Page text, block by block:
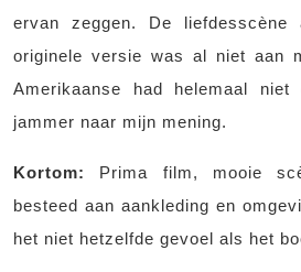
ervan zeggen. De
originele versie was al niet aan
Amerikaanse had helemaal niet
jammer naar mijn mening.
Kortom:
Prima film, mooie
besteed aan aankleding en
het niet hetzelfde gevoel als het